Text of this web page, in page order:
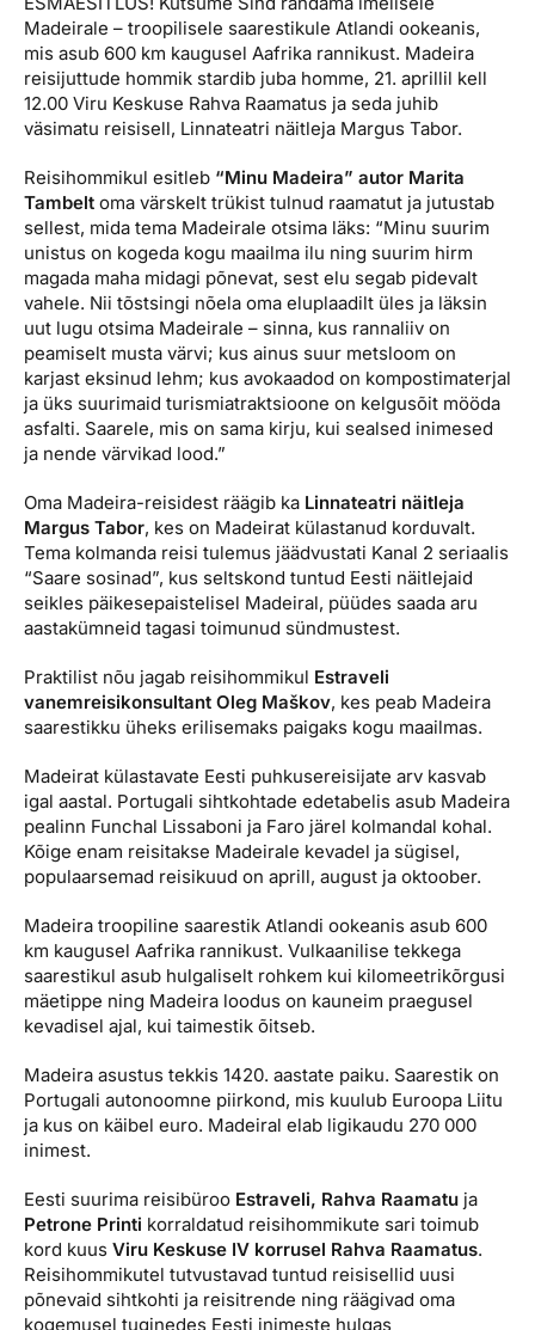
Reisitarvete e-pood
Airalo eSIM
Reisija meelespea
Kuldkaart
Platinum Club
Püsisoodustused
Meist
Ettevõttest, kontaktid, reisikonsultandi teenus, tule
tööle, uudised...
Ettevõttest
Kontaktid
Reisikonsultandi teenus
Tule tööle
Uudised
Madeirale – troopilisele saarestikule Atlandi ookeanis,
mis asub 600 km kaugusel Aafrika rannikust. Madeira
reisijuttude hommik stardib juba homme, 21. aprillil kell
12.00 Viru Keskuse Rahva Raamatus ja seda juhib
väsimatu reisisell, Linnateatri näitleja Margus Tabor.
Reisihommikul esitleb “Minu Madeira” autor Marita
Tambelt oma värskelt trükist tulnud raamatut ja jutustab
sellest, mida tema Madeirale otsima läks: “Minu suurim
unistus on kogeda kogu maailma ilu ning suurim hirm
magada maha midagi põnevat, sest elu segab pidevalt
vahele. Nii tõstsingi nõela oma eluplaadilt üles ja läksin
uut lugu otsima Madeirale – sinna, kus rannaliiv on
peamiselt musta värvi; kus ainus suur metsloom on
karjast eksinud lehm; kus avokaadod on kompostimaterjal
ja üks suurimaid turismiatraktsioone on kelgusõit mööda
asfalti. Saarele, mis on sama kirju, kui sealsed inimesed
ja nende värvikad lood.”
Oma Madeira-reisidest räägib ka Linnateatri näitleja
Margus Tabor, kes on Madeirat külastanud korduvalt.
Tema kolmanda reisi tulemus jäädvustati Kanal 2 seriaalis
“Saare sosinad”, kus seltskond tuntud Eesti näitlejaid
seikles päikesepaistelisel Madeiral, püüdes saada aru
aastakümneid tagasi toimunud sündmustest.
Praktilist nõu jagab reisihommikul Estraveli
vanemreisikonsultant Oleg Maškov, kes peab Madeira
saarestikku üheks erilisemaks paigaks kogu maailmas.
Madeirat külastavate Eesti puhkusereisijate arv kasvab
igal aastal. Portugali sihtkohtade edetabelis asub Madeira
pealinn Funchal Lissaboni ja Faro järel kolmandal kohal.
Kõige enam reisitakse Madeirale kevadel ja sügisel,
populaarsemad reisikuud on aprill, august ja oktoober.
Madeira troopiline saarestik Atlandi ookeanis asub 600
km kaugusel Aafrika rannikust. Vulkaanilise tekkega
saarestikul asub hulgaliselt rohkem kui kilomeetrikõrgusi
mäetippe ning Madeira loodus on kauneim praegusel
kevadisel ajal, kui taimestik õitseb.
Madeira asustus tekkis 1420. aastate paiku. Saarestik on
Portugali autonoomne piirkond, mis kuulub Euroopa Liitu
ja kus on käibel euro. Madeiral elab ligikaudu 270 000
inimest.
Eesti suurima reisibüroo Estraveli, Rahva Raamatu ja
Petrone Printi korraldatud reisihommikute sari toimub
kord kuus Viru Keskuse IV korrusel Rahva Raamatus.
Reisihommikutel tutvustavad tuntud reisisellid uusi
põnevaid sihtkohti ja reisitrende ning räägivad oma
kogemusel tuginedes Eesti inimeste hulgas